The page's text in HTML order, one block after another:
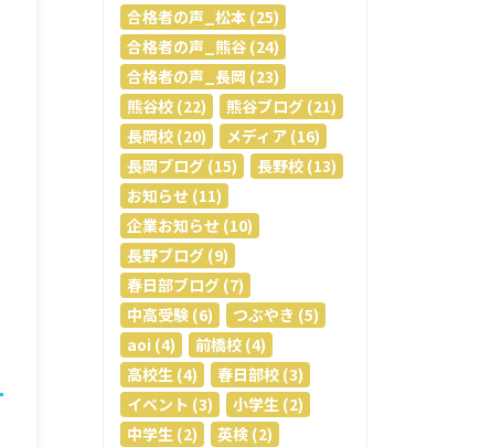
合格者の声_松本 (25)
合格者の声_熊谷 (24)
合格者の声_長岡 (23)
熊谷校 (22)
熊谷ブログ (21)
長岡校 (20)
メディア (16)
長岡ブログ (15)
長野校 (13)
お知らせ (11)
企業お知らせ (10)
長野ブログ (9)
春日部ブログ (7)
中高受験 (6)
つぶやき (5)
aoi (4)
前橋校 (4)
高校生 (4)
春日部校 (3)
イベント (3)
小学生 (2)
中学生 (2)
英検 (2)